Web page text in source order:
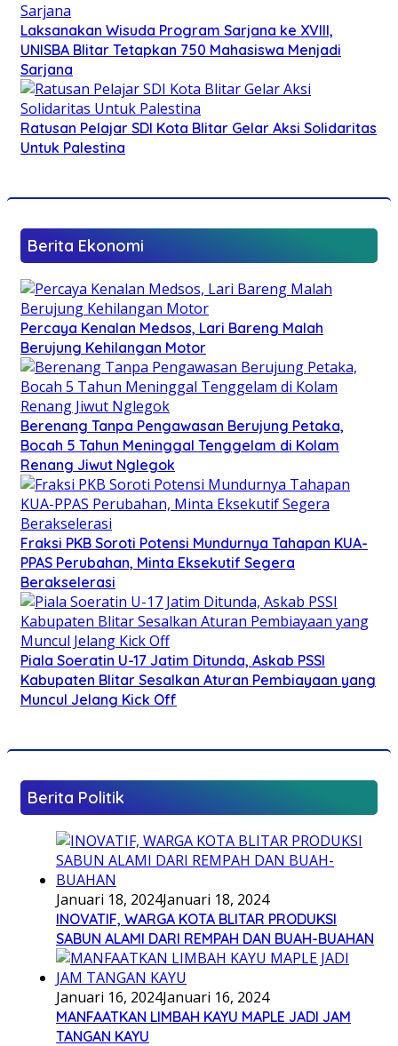
Laksanakan Wisuda Program Sarjana ke XVIII,
UNISBA Blitar Tetapkan 750 Mahasiswa Menjadi
Sarjana
Ratusan Pelajar SDI Kota Blitar Gelar Aksi Solidaritas
Untuk Palestina
Berita Ekonomi
Percaya Kenalan Medsos, Lari Bareng Malah
Berujung Kehilangan Motor
Berenang Tanpa Pengawasan Berujung Petaka,
Bocah 5 Tahun Meninggal Tenggelam di Kolam
Renang Jiwut Nglegok
Fraksi PKB Soroti Potensi Mundurnya Tahapan KUA-
PPAS Perubahan, Minta Eksekutif Segera
Berakselerasi
Piala Soeratin U-17 Jatim Ditunda, Askab PSSI
Kabupaten Blitar Sesalkan Aturan Pembiayaan yang
Muncul Jelang Kick Off
Berita Politik
Januari 18, 2024Januari 18, 2024
INOVATIF, WARGA KOTA BLITAR PRODUKSI
SABUN ALAMI DARI REMPAH DAN BUAH-BUAHAN
Januari 16, 2024Januari 16, 2024
MANFAATKAN LIMBAH KAYU MAPLE JADI JAM
TANGAN KAYU